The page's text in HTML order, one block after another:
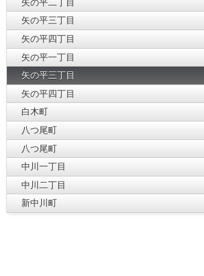
矢の平二丁目
矢の平三丁目
矢の平四丁目
矢の平一丁目
矢の平三丁目
矢の平四丁目
白木町
八つ尾町
八つ尾町
中川一丁目
中川二丁目
新中川町